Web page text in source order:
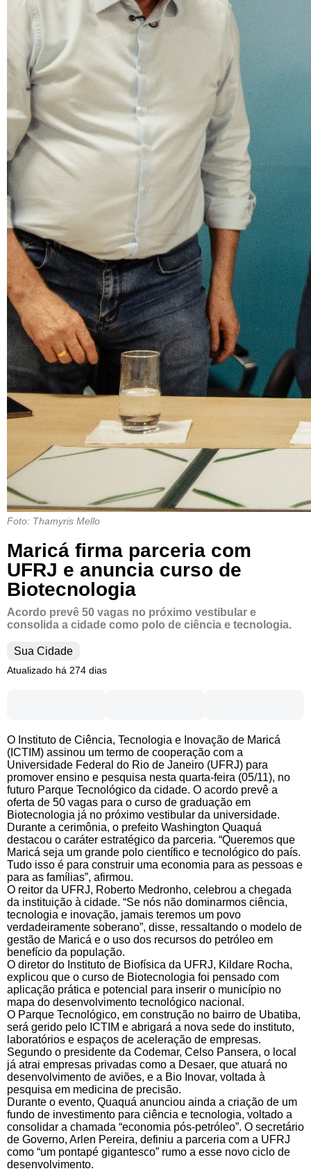
Foto: Thamyris Mello
Maricá firma parceria com
UFRJ e anuncia curso de
Biotecnologia
Acordo prevê 50 vagas no próximo vestibular e
consolida a cidade como polo de ciência e tecnologia.
Sua Cidade
Atualizado há 274 dias
O Instituto de Ciência, Tecnologia e Inovação de Maricá
(ICTIM) assinou um termo de cooperação com a
Universidade Federal do Rio de Janeiro (UFRJ) para
promover ensino e pesquisa nesta quarta-feira (05/11), no
futuro Parque Tecnológico da cidade. O acordo prevê a
oferta de 50 vagas para o curso de graduação em
Biotecnologia já no próximo vestibular da universidade.
Durante a cerimônia, o prefeito Washington Quaquá
destacou o caráter estratégico da parceria. “Queremos que
Maricá seja um grande polo científico e tecnológico do país.
Tudo isso é para construir uma economia para as pessoas e
para as famílias”, afirmou.
O reitor da UFRJ, Roberto Medronho, celebrou a chegada
da instituição à cidade. “Se nós não dominarmos ciência,
tecnologia e inovação, jamais teremos um povo
verdadeiramente soberano”, disse, ressaltando o modelo de
gestão de Maricá e o uso dos recursos do petróleo em
benefício da população.
O diretor do Instituto de Biofísica da UFRJ, Kildare Rocha,
explicou que o curso de Biotecnologia foi pensado com
aplicação prática e potencial para inserir o município no
mapa do desenvolvimento tecnológico nacional.
O Parque Tecnológico, em construção no bairro de Ubatiba,
será gerido pelo ICTIM e abrigará a nova sede do instituto,
laboratórios e espaços de aceleração de empresas.
Segundo o presidente da Codemar, Celso Pansera, o local
já atrai empresas privadas como a Desaer, que atuará no
desenvolvimento de aviões, e a Bio Inovar, voltada à
pesquisa em medicina de precisão.
Durante o evento, Quaquá anunciou ainda a criação de um
fundo de investimento para ciência e tecnologia, voltado a
consolidar a chamada “economia pós-petróleo”. O secretário
de Governo, Arlen Pereira, definiu a parceria com a UFRJ
como “um pontapé gigantesco” rumo a esse novo ciclo de
desenvolvimento.